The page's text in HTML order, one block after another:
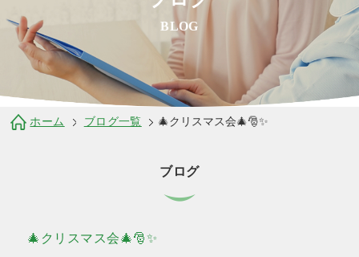
BLOG
ホーム ブログ一覧 🎄クリスマス会🎄🎅✨
ブログ
🎄クリスマス会🎄🎅✨